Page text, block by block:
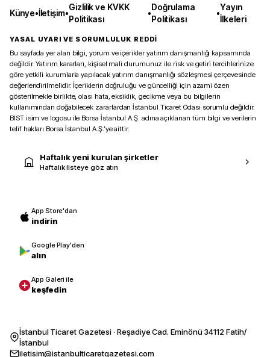
Künye•İletişim•
Gizlilik ve KVKK
Politikası
•
Doğrulama
Politikası
•
Yayın
İlkeleri
YASAL UYARI VE SORUMLULUK REDDİ
Bu sayfada yer alan bilgi, yorum ve içerikler yatırım danışmanlığı kapsamında
değildir. Yatırım kararları, kişisel mali durumunuz ile risk ve getiri tercihlerinize
göre yetkili kurumlarla yapılacak yatırım danışmanlığı sözleşmesi çerçevesinde
değerlendirilmelidir. İçeriklerin doğruluğu ve güncelliği için azami özen
gösterilmekle birlikte, olası hata, eksiklik, gecikme veya bu bilgilerin
kullanımından doğabilecek zararlardan İstanbul Ticaret Odası sorumlu değildir.
BIST isim ve logosu ile Borsa İstanbul A.Ş. adına açıklanan tüm bilgi ve verilerin
telif hakları Borsa İstanbul A.Ş.’ye aittir.
Haftalık yeni kurulan şirketler
Haftalık listeye göz atın
App Store'dan
indirin
Google Play'den
alın
App Galeri ile
keşfedin
İstanbul Ticaret Gazetesi · Reşadiye Cad. Eminönü 34112 Fatih/
İstanbul
iletisim@istanbulticaretgazetesi.com